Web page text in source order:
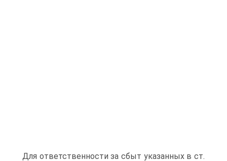
Для ответственности за сбыт указанных в ст.